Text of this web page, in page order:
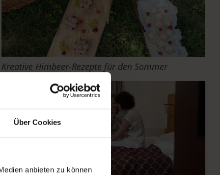
Über Cookies
anbieten zu können
Kreative Himbeer-Rezepte für den Sommer